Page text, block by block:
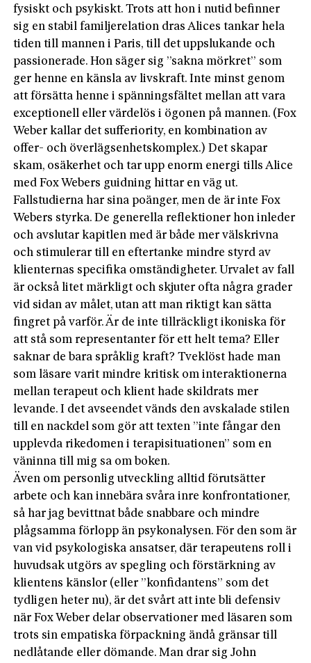
fysiskt och psykiskt. Trots att hon i nutid befinner
sig en stabil familjerelation dras Alices tankar hela
tiden till mannen i Paris, till det uppslukande och
passionerade. Hon säger sig ”sakna mörkret” som
ger henne en känsla av livskraft. Inte minst genom
att försätta henne i spänningsfältet mellan att vara
exceptionell eller värdelös i ögonen på mannen. (Fox
Weber kallar det sufferio­rity, en kombination av
offer- och överlägsenhetskomplex.) Det skapar
skam, osäkerhet och tar upp enorm energi tills Alice
med Fox Webers guidning hittar en väg ut.
Fallstudierna har sina poänger, men de är inte Fox
Webers styrka. De generella reflektioner hon inleder
och avslutar kapitlen med är både mer välskrivna
och stimulerar till en eftertanke mindre styrd av
klienternas specifika omständigheter. Urvalet av fall
är också litet märkligt och skjuter ofta några grader
vid sidan av målet, utan att man riktigt kan sätta
fingret på varför. Är de inte tillräckligt ikoniska för
att stå som representanter för ett helt tema? Eller
saknar de bara språklig kraft? Tveklöst hade man
som läsare varit mindre kritisk om interaktionerna
mellan terapeut och klient hade skildrats mer
levande. I det avseendet vänds den avskalade stilen
till en nackdel som gör att texten ”inte fångar den
upplevda rikedomen i terapisituationen” som en
väninna till mig sa om boken.
Även om personlig utveckling alltid förutsätter
arbete och kan innebära svåra inre konfrontationer,
så har jag bevittnat både snabbare och mindre
plågsamma förlopp än psykonalysen. För den som är
van vid psykologiska ansatser, där terapeutens roll i
huvudsak utgörs av spegling och förstärkning av
klientens känslor (eller ”konfidantens” som det
tydligen heter nu), är det svårt att inte bli defensiv
när Fox Weber delar observationer med läsaren som
trots sin empatiska förpackning ändå gränsar till
nedlåtande eller dömande. Man drar sig John